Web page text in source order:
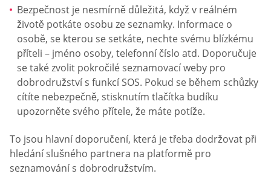
Bezpečnost je nesmírně důležitá, když v reálném
životě potkáte osobu ze seznamky. Informace o
osobě, se kterou se setkáte, nechte svému blízkému
příteli – jméno osoby, telefonní číslo atd. Doporučuje
se také zvolit pokročilé seznamovací weby pro
dobrodružství s funkcí SOS. Pokud se během schůzky
cítíte nebezpečně, stisknutím tlačítka budíku
upozorněte svého přítele, že máte potíže.
To jsou hlavní doporučení, která je třeba dodržovat při
hledání slušného partnera na platformě pro
seznamování s dobrodružstvím.